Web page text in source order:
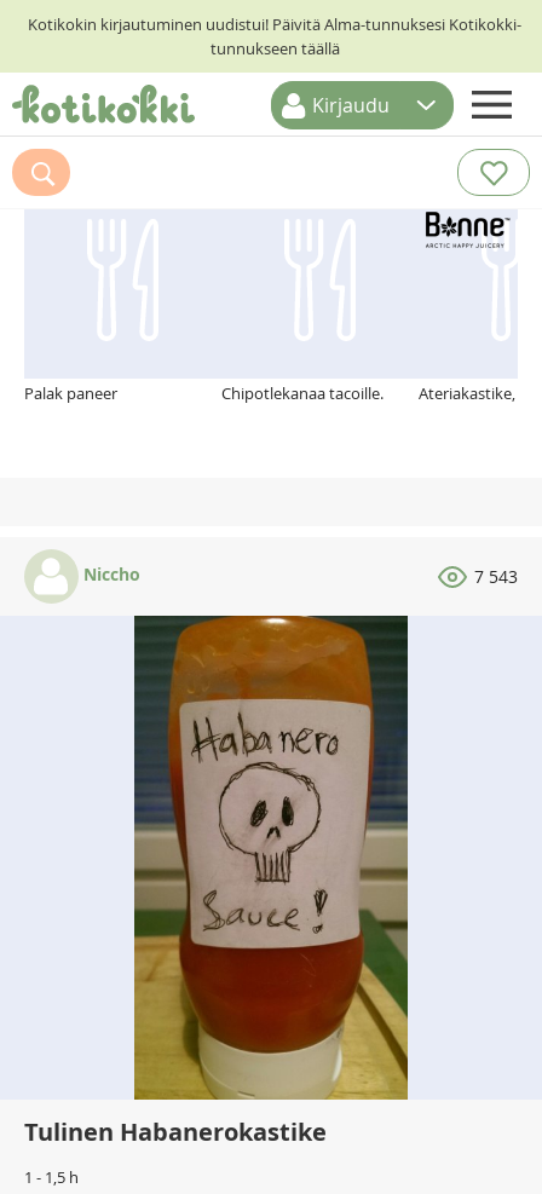
Kotikokin kirjautuminen uudistui! Päivitä Alma-tunnuksesi Kotikokki-
tunnukseen täällä
ETUSIVU
RESEPTIHAKU
Kirjaudu
Suosittelemme myös
Palak paneer Chipotlekanaa tacoille. Ateriakastike,
Niccho 7 543
Tulinen Habanerokastike
1 - 1,5 h